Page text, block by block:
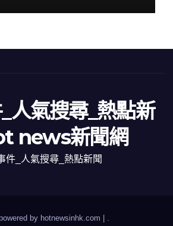
人氣搜尋_熱點新
news新聞網
件_人氣搜尋_熱點新聞
by hotnewsinhk.com |